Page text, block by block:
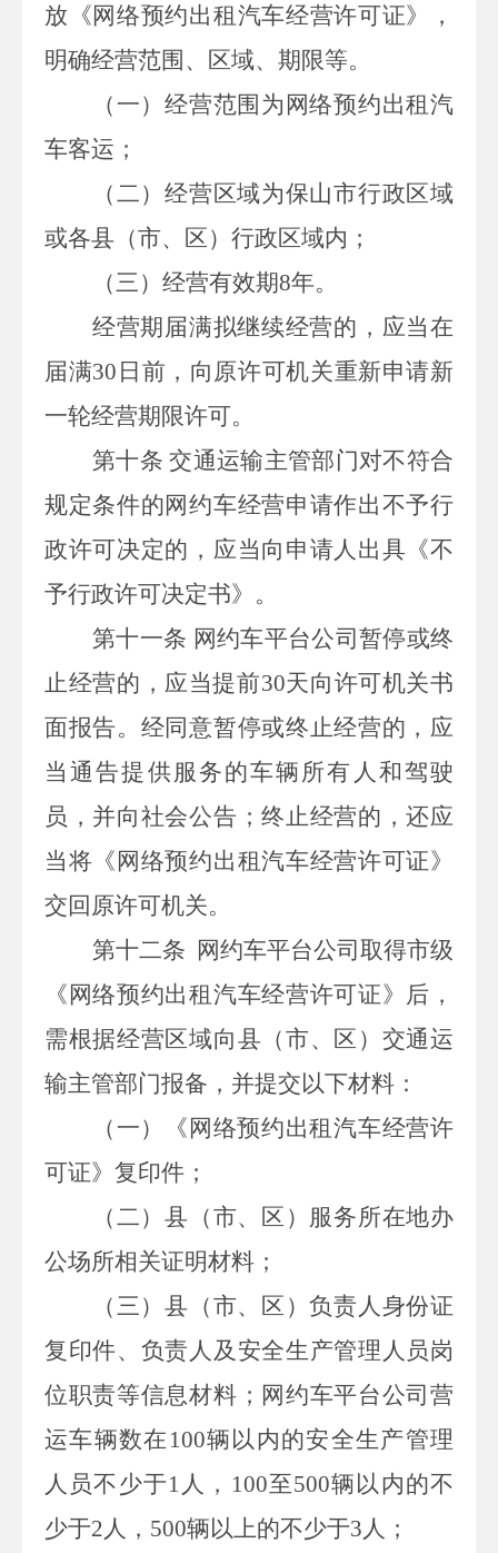
放《网络预约出租汽车经营许可证》，
明确经营范围、区域、期限等。
（一）经营范围为网络预约出租汽
车客运；
（二）经营区域为保山市行政区域
或各县（市、区）行政区域内；
（三）经营有效期8年。
经营期届满拟继续经营的，应当在
届满30 日前，向原许可机关重新申请新
一轮经营期限许可。
第十条交通运输主管部门对不符合
规定条件的网约车经营申请作出不予行
政许可决定的，应当向申请人出具《不
予行政许可决定书》。
第十一条 网约车平台公司暂停或终
止经营的，应当提前30天向许可机关书
面报告。经同意暂停或终止经营的，应
当通告提供服务的车辆所有人和驾驶
员，并向社会公告；终止经营的，还应
当将《网络预约出租汽车经营许可证》
交回原许可机关。
第十二条 网约车平台公司取得市级
《网络预约出租汽车经营许可证》后，
需根据经营区域向县（市、区）交通运
输主管部门报备，并提交以下材料：
（一）《网络预约出租汽车经营许
可证》复印件；
（二）县（市、区）服务所在地办
公场所相关证明材料；
（三）县（市、区）负责人身份证
复印件、负责人及安全生产管理人员岗
位职责等信息材料；网约车平台公司营
运车辆数在 100辆以内的安全生产管理
人员不少于1 人， 100至500辆以内的不
少于2人， 500辆以上的不少于3人；